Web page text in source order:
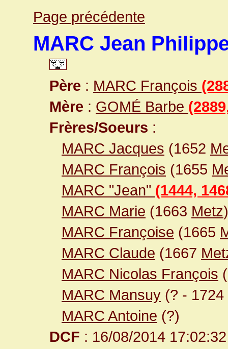
Page précédente
MARC Jean
Père : MARC François
Mère : GOMÉ Barbe
Frères/Soeurs :
MARC Jacques (1652
MARC François (1655
MARC "Jean" (1444,
MARC Marie (1663 Metz)
MARC Françoise (1665
MARC Claude (1667
MARC Nicolas François
MARC Mansuy (? - 1724
MARC Antoine (?)
DCF : 16/08/2014 17:02:32